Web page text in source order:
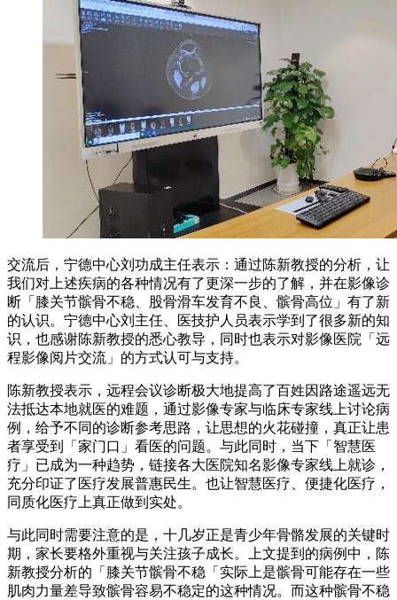
交流后，宁德中心刘功成主任表示：通过陈新教授的分析，让
我们对上述疾病的各种情况有了更深一步的了解，并在影像诊
断「膝关节髌骨不稳、股骨滑车发育不良、髌骨高位」有了新
的认识。宁德中心刘主任、医技护人员表示学到了很多新的知
识，也感谢陈新教授的悉心教导，同时也表示对影像医院「远
程影像阅片交流」的方式认可与支持。
陈新教授表示，远程会议诊断极大地提高了百姓因路途遥远无
法抵达本地就医的难题，通过影像专家与临床专家线上讨论病
例，给予不同的诊断参考思路，让思想的火花碰撞，真正让患
者享受到「家门口」看医的问题。与此同时，当下「智慧医
疗」已成为一种趋势，链接各大医院知名影像专家线上就诊，
充分印证了医疗发展普惠民生。也让智慧医疗、便捷化医疗，
同质化医疗上真正做到实处。
与此同时需要注意的是，十几岁正是青少年骨骼发展的关键时
期，家长要格外重视与关注孩子成长。上文提到的病例中，陈
新教授分析的「膝关节髌骨不稳「实际上是髌骨可能存在一些
肌肉力量差导致髌骨容易不稳定的这种情况。而这种髌骨不稳